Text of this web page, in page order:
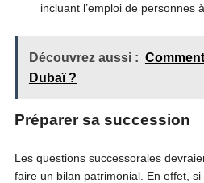
incluant l’emploi de personnes
Découvrez aussi :
Dubaï ?
Préparer sa succession
Les questions successorales
faire un bilan patrimonial. En effet, si